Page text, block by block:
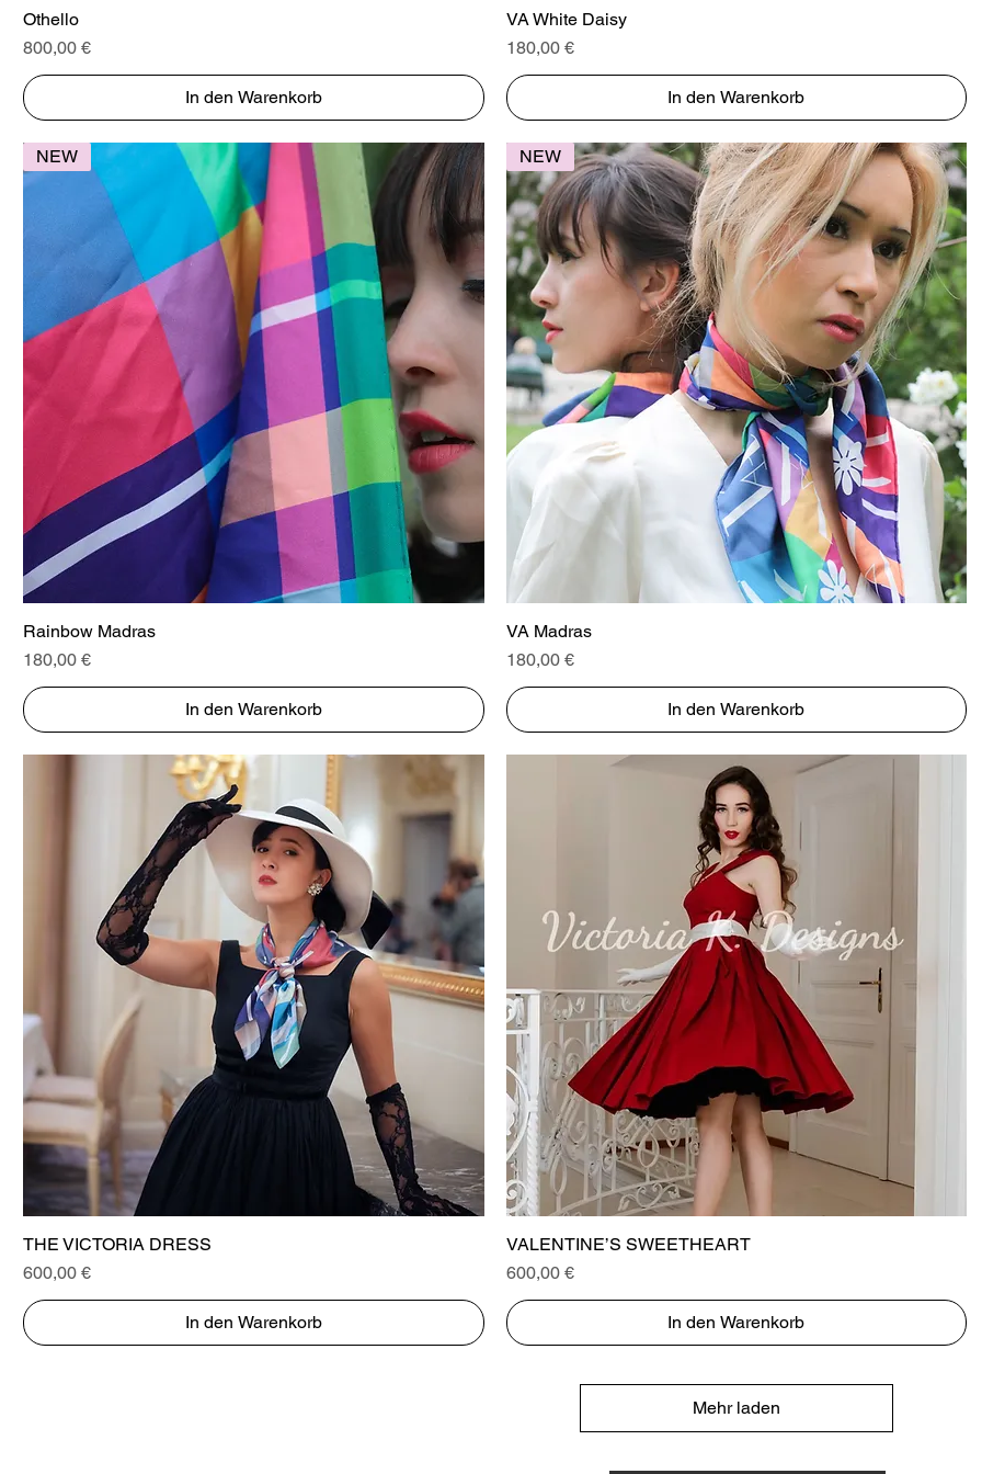
Othello
Preis
800,00 €
In den Warenkorb
VA White Daisy
Preis
180,00 €
In den Warenkorb
NEW
Rainbow Madras
Preis
180,00 €
In den Warenkorb
NEW
VA Madras
Preis
180,00 €
In den Warenkorb
Schnellansicht
THE VICTORIA DRESS
Preis
600,00 €
In den Warenkorb
Schnellansicht
VALENTINE’S SWEETHEART
Preis
600,00 €
In den Warenkorb
Mehr laden